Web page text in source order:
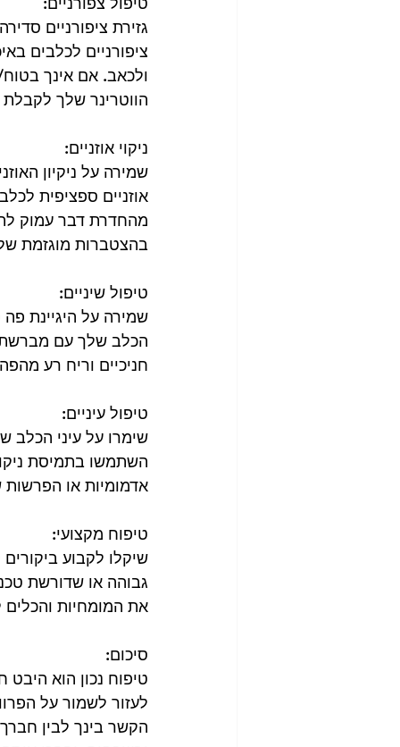
גזירת ציפורניים
ציפורניים לכלבים
ולכאב. אם אינך
הווטרינר שלך
ניקוי אוזניים:
שמירה על ניקיון
אוזניים ספציפית
מהחדרת דבר עמוק
בהצטברות מוגזמת של
טיפול שיניים:
שמירה על היגיינת
הכלב שלך עם מברשת
חניכיים וריח רע
טיפול עיניים:
שימרו על עיני הכלב
השתמשו בתמיסת
אדמומיות או הפרשות
טיפוח מקצועי:
שיקלו לקבוע
גבוהה או שדורשת
את המומחיות
סיכום:
טיפוח נכון הוא היבט
לעזור לשמור על
הקשר בינך לבין